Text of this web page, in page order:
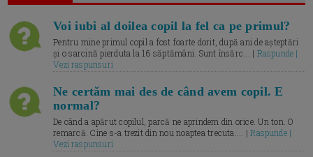
Voi iubi al doilea copil la fel ca pe primul?
Pentru mine primul copil a fost foarte dorit, după ani de așteptări
și o sarcină pierduta la 16 săptămâni. Sunt însărc... | Raspunde |
Vezi raspunsuri
Ne certăm mai des de când avem copil. E
normal?
De când a apărut copilul, parcă ne aprindem din orice. Un ton. O
remarcă. Cine s-a trezit din nou noaptea trecuta.... |Raspunde |
Vezi raspunsuri